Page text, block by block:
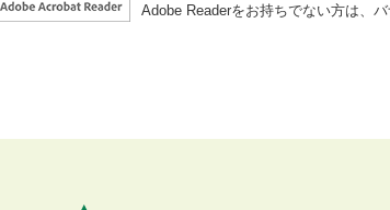
Adobe Readerをお持ちでない方は、